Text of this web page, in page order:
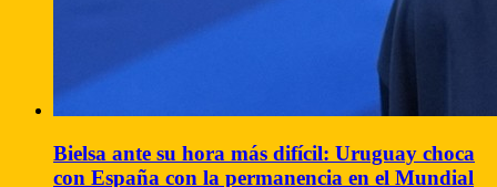
Bielsa ante su hora más difícil: Uruguay choca
con España con la permanencia en el Mundial